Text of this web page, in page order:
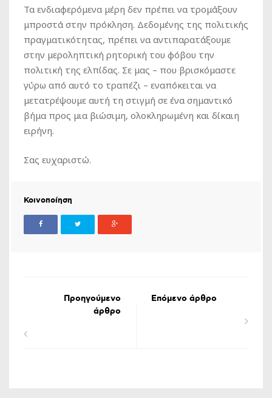
Τα ενδιαφερόμενα μέρη δεν πρέπει να τρομάξουν
μπροστά στην πρόκληση. Δεδομένης της πολιτικής
πραγματικότητας, πρέπει να αντιπαρατάξουμε
στην μεροληπτική ρητορική του φόβου την
πολιτική της ελπίδας. Σε μας – που βρισκόμαστε
γύρω από αυτό το τραπέζι – εναπόκειται να
μετατρέψουμε αυτή τη στιγμή σε ένα σημαντικό
βήμα προς μια βιώσιμη, ολοκληρωμένη και δίκαιη
ειρήνη.
Σας ευχαριστώ.
Κοινοποίηση
Προηγούμενο
άρθρο
Επόμενο άρθρο